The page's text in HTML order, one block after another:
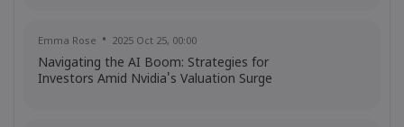
Emma Rose 2025 Oct 25, 00:00
Navigating the AI Boom: Strategies for
Investors Amid Nvidia's Valuation Surge